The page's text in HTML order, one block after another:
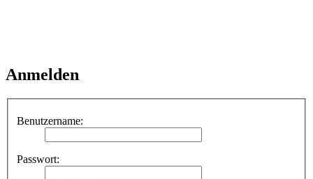
Anmelden
Benutzername:
Passwort: